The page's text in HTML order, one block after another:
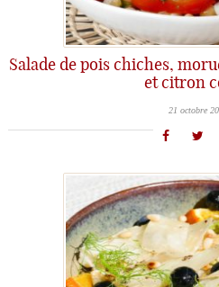
Salade de pois chiches,
et citron
21 octobre